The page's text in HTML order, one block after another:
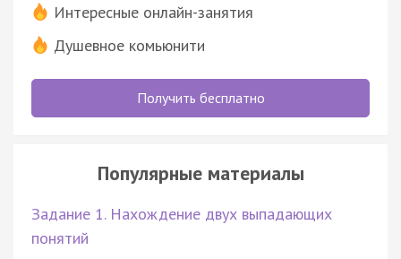
Интересные онлайн-занятия
Душевное комьюнити
Получить бесплатно
Популярные материалы
Задание 1. Нахождение двух выпадающих
понятий